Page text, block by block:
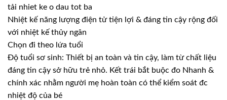
tải nhiet ke o dau tot ba
Nhiệt kế năng lượng điện tử tiện lợi & đáng tin cậy rộng đối
với nhiệt kế thủy ngân
Chọn đi theo lứa tuổi
Độ tuổi sơ sinh: Thiết bị an toàn và tin cậy, làm từ chất liệu
đáng tin cậy sở hữu trẻ nhỏ. Kết trái bắt buộc đo Nhanh &
chính xác nhằm người mẹ hoàn toàn có thể kiểm soát đc
nhiệt độ của bé